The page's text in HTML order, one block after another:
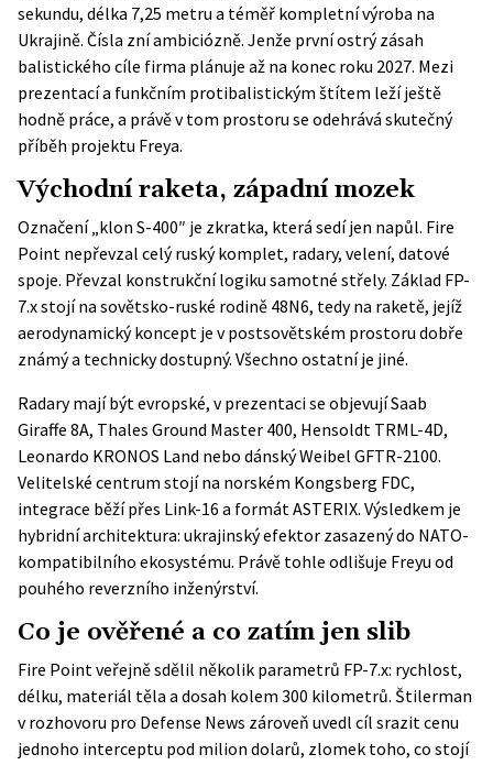
sekundu, délka 7,25 metru a téměř kompletní výroba na
Ukrajině. Čísla zní ambiciózně. Jenže první ostrý zásah
balistického cíle firma plánuje až na konec roku 2027. Mezi
prezentací a funkčním protibalistickým štítem leží ještě
hodně práce, a právě v tom prostoru se odehrává skutečný
příběh projektu Freya.
Východní raketa, západní mozek
Označení „klon S-400″ je zkratka, která sedí jen napůl. Fire
Point nepřevzal celý ruský komplet, radary, velení, datové
spoje. Převzal konstrukční logiku samotné střely. Základ FP-
7.x stojí na sovětsko-ruské rodině 48N6, tedy na raketě, jejíž
aerodynamický koncept je v postsovětském prostoru dobře
známý a technicky dostupný. Všechno ostatní je jiné.
Radary mají být evropské, v prezentaci se objevují Saab
Giraffe 8A, Thales Ground Master 400, Hensoldt TRML-4D,
Leonardo KRONOS Land nebo dánský Weibel GFTR-2100.
Velitelské centrum stojí na norském Kongsberg FDC,
integrace běží přes Link-16 a formát ASTERIX. Výsledkem je
hybridní architektura: ukrajinský efektor zasazený do NATO-
kompatibilního ekosystému. Právě tohle odlišuje Freyu od
pouhého reverzního inženýrství.
Co je ověřené a co zatím jen slib
Fire Point veřejně sdělil několik parametrů FP-7.x: rychlost,
délku, materiál těla a dosah kolem 300 kilometrů. Štilerman
vrozhovoru pro Defense News zároveň uvedl cíl srazit cenu
jednoho interceptu pod milion dolarů, zlomek toho, co stojí